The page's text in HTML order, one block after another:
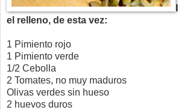
el relleno, de esta vez:
1 Pimiento rojo
1 Pimiento verde
1/2 Cebolla
2 Tomates, no muy maduros
Olivas verdes sin hueso
2 huevos duros